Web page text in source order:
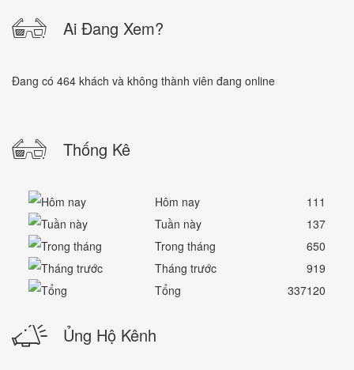
Ai Đang Xem?
Đang có 464 khách và không thành viên đang online
Thống Kê
Hôm nay
111
Tuần này
137
Trong tháng
650
Tháng trước
919
Tổng
337120
Ủng Hộ Kênh